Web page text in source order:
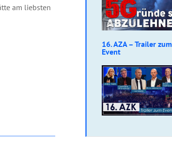
am liebsten
16. AZA – Trailer zum
Event